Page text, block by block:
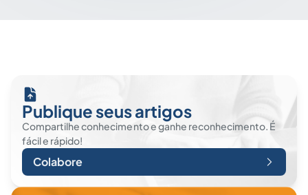
Publique seus artigos
Compartilhe conhecimento e ganhe reconhecimento. É
fácil e rápido!
Colabore